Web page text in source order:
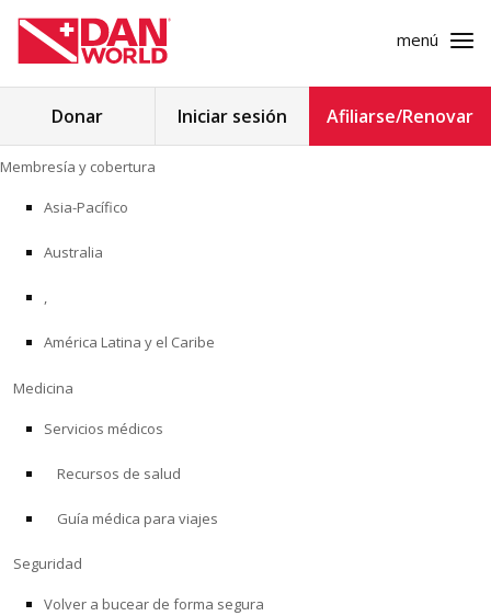
al
contenido
menú
Tienda
MEMBRESÍA Y COBERTURA
SEGURIDAD
INVESTIGACIÓN
PROGRAMAS PROFESIONALES
Donar Iniciar sesión Afiliarse/Renovar
Membresía y cobertura
Asia-Pacífico
Australia
,
América Latina y el Caribe
Medicina
Servicios médicos
Recursos de salud
Guía médica para viajes
Seguridad
Volver a bucear de forma segura